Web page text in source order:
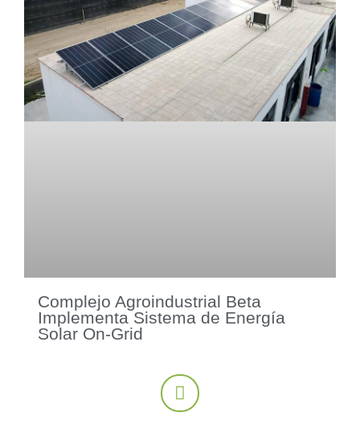
Complejo Agroindustrial Beta
Implementa Sistema de Energía
Solar On-Grid